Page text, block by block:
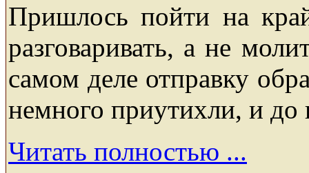
Пришлось пойти на
разговаривать, а не
самом деле отправку
немного приутихли, и
Читать полностью ...